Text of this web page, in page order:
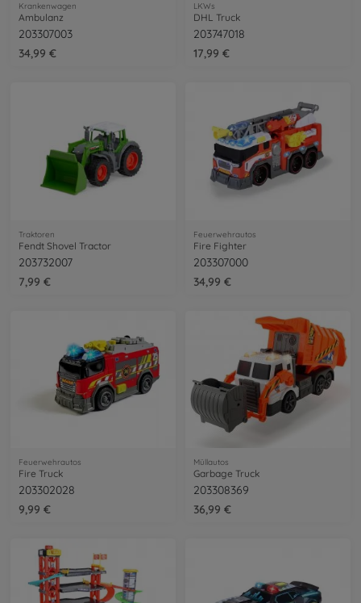
Krankenwagen
Ambulanz
203307003
34,99 €
LKWs
DHL Truck
203747018
17,99 €
Traktoren
Fendt Shovel Tractor
203732007
7,99 €
Feuerwehrautos
Fire Fighter
203307000
34,99 €
Feuerwehrautos
Fire Truck
203302028
9,99 €
Müllautos
Garbage Truck
203308369
36,99 €